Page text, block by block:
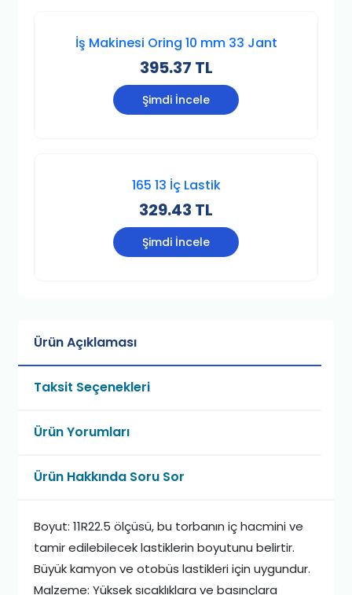
İş Makinesi Oring 10 mm 33 Jant
395.37 TL
Şimdi İncele
165 13 İç Lastik
329.43 TL
Şimdi İncele
Ürün Açıklaması
Taksit Seçenekleri
Ürün Yorumları
Ürün Hakkında Soru Sor
Boyut: 11R22.5 ölçüsü, bu torbanın iç hacmini ve
tamir edilebilecek lastiklerin boyutunu belirtir.
Büyük kamyon ve otobüs lastikleri için uygundur.
Malzeme: Yüksek sıcaklıklara ve basınçlara